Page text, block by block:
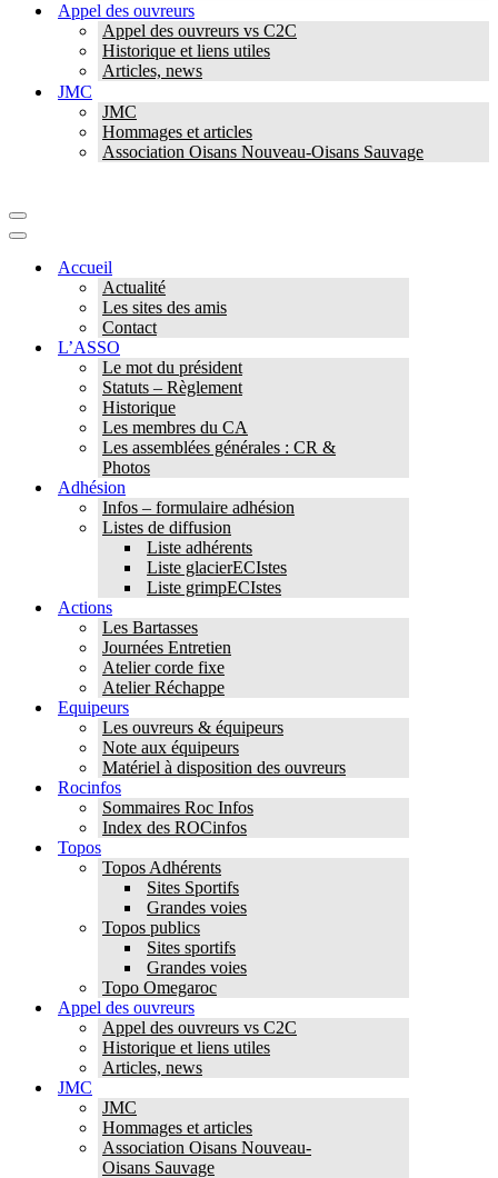
Appel des ouvreurs
Appel des ouvreurs vs C2C
Historique et liens utiles
Articles, news
JMC
JMC
Hommages et articles
Association Oisans Nouveau-Oisans Sauvage
Menu
de
Menu
navigationAccueil
Actualité
Les sites des amis
Contact
L’ASSO
Le mot du président
Statuts – Règlement
Historique
Les membres du CA
Les assemblées générales : CR &
Photos
Adhésion
Infos – formulaire adhésion
Listes de diffusion
Liste adhérents
Liste glacierECIstes
Liste grimpECIstes
Actions
Les Bartasses
Journées Entretien
Atelier corde fixe
Atelier Réchappe
Equipeurs
Les ouvreurs & équipeurs
Note aux équipeurs
Matériel à disposition des ouvreurs
Rocinfos
Sommaires Roc Infos
Index des ROCinfos
Topos
Topos Adhérents
Sites Sportifs
Grandes voies
Topos publics
Sites sportifs
Grandes voies
Topo Omegaroc
Appel des ouvreurs
Appel des ouvreurs vs C2C
Historique et liens utiles
Articles, news
JMC
JMC
Hommages et articles
Association Oisans Nouveau-
Oisans Sauvage